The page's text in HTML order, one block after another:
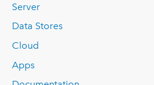
Server
Data Stores
Cloud
Apps